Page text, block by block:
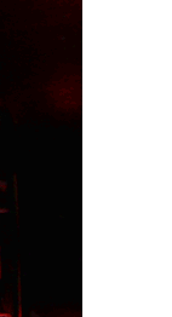
inspirada
entradas
e
ES-Link
de 6,3
moderna,